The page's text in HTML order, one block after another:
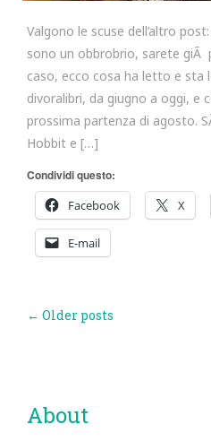
Valgono le scuse dell’altro
sono un obbrobrio, sarete giÃ
caso, ecco cosa ha letto e sta
divoralibri, da giugno a oggi, e
prossima partenza di agosto.
Hobbit e […]
Condividi questo:
Facebook
X
E-mail
Post
← Older posts
About